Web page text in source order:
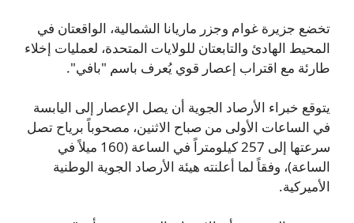
تخضع جزيرة غوام وجزر ماريانا الشمالية، الواقعتان في
المحيط الهادئ والتابعتان للولايات المتحدة، لعمليات إخلاء
طارئة مع اقتراب إعصار قوي يُعرف باسم "بافي".
يتوقع خبراء الأرصاد الجوية أن يصل الإعصار إلى اليابسة
في الساعات الأولى من صباح الاثنين، مصحوباً برياح تصل
سرعتها إلى 257 كيلومتراً في الساعة (160 ميلاً في
الساعة)، وفقاً لما أعلنته هيئة الأرصاد الجوية الوطنية
الأميركية.